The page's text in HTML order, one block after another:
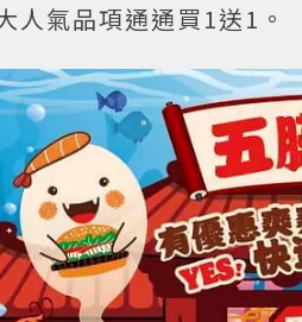
人氣品項通通買1送1。